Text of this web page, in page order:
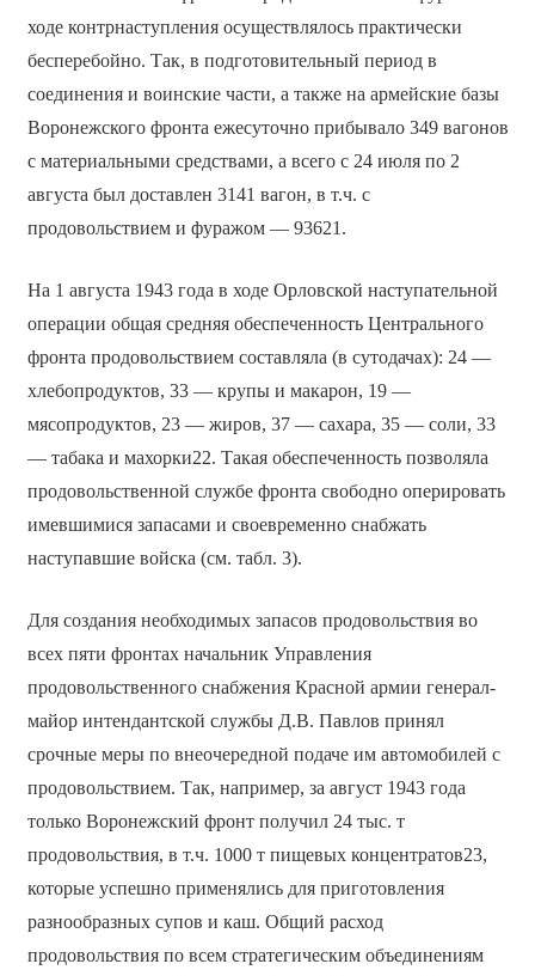
ходе контрнаступления осуществлялось практически
бесперебойно. Так, в подготовительный период в
соединения и воинские части, а также на армейские базы
Воронежского фронта ежесуточно прибывало 349 вагонов
с материальными средствами, а всего с 24 июля по 2
августа был доставлен 3141 вагон, в т.ч. с
продовольствием и фуражом — 93621.
На 1 августа 1943 года в ходе Орловской наступательной
операции общая средняя обеспеченность Центрального
фронта продовольствием составляла (в сутодачах): 24 —
хлебопродуктов, 33 — крупы и макарон, 19 —
мясопродуктов, 23 — жиров, 37 — сахара, 35 — соли, 33
— табака и махорки22. Такая обеспеченность позволяла
продовольственной службе фронта свободно оперировать
имевшимися запасами и своевременно снабжать
наступавшие войска (см. табл. 3).
Для создания необходимых запасов продовольствия во
всех пяти фронтах начальник Управления
продовольственного снабжения Красной армии генерал-
майор интендантской службы Д.В. Павлов принял
срочные меры по внеочередной подаче им автомобилей с
продовольствием. Так, например, за август 1943 года
только Воронежский фронт получил 24 тыс. т
продовольствия, в т.ч. 1000 т пищевых концентратов23,
которые успешно применялись для приготовления
разнообразных супов и каш. Общий расход
продовольствия по всем стратегическим объединениям